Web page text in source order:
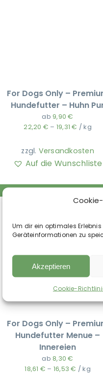
Um dir ein optimales
Geräteinformationen zu
Akzeptieren
Cookie-
For Dogs Only –
Hundefutter – Huhn
ab 9,90€
22,20 € – 19,31€ /kg
zzgl. Versandkosten
Auf die Wunschliste
Bald wieder verfügbar
For Dogs Only –
Hundefutter Menue –
Innereien
ab8,30€
18,61 € – 16,53€ /kg